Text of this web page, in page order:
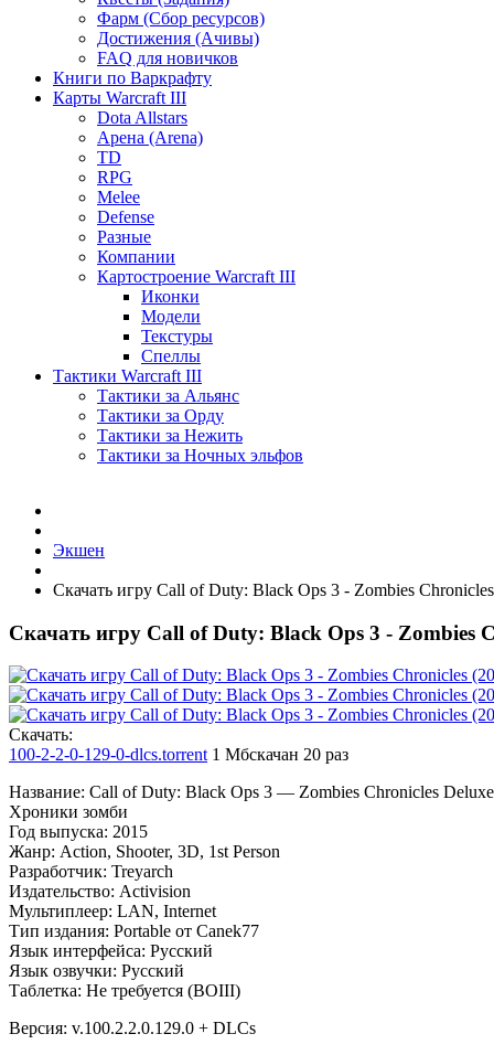
Фарм (Сбор ресурсов)
Достижения (Ачивы)
FAQ для новичков
Книги по Варкрафту
Карты Warcraft III
Dota Allstars
Арена (Arena)
TD
RPG
Melee
Defense
Разные
Компании
Картостроение Warcraft III
Иконки
Модели
Текстуры
Спеллы
Тактики Warcraft III
Тактики за Альянс
Тактики за Орду
Тактики за Нежить
Тактики за Ночных эльфов
Экшен
Скачать игру Call of Duty: Black Ops 3 - Zombies
Скачать игру Call of Duty: Black Ops 3 - Zombies
Cкачать:
100-2-2-0-129-0-dlcs.torrent 1 Мбскачан 20 раз
Название: Call of Duty: Black Ops 3 — Zombies Chronicles
Хроники зомби
Год выпуска: 2015
Жанр: Action, Shooter, 3D, 1st Person
Разработчик: Treyarch
Издательство: Activision
Мультиплеер: LAN, Internet
Тип издания: Portable от Canek77
Язык интерфейса: Русский
Язык озвучки: Русский
Таблетка: Не требуется (BOIII)
Версия: v.100.2.2.0.129.0 + DLCs